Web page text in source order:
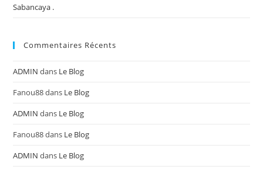
Sabancaya .
Commentaires Récents
ADMIN dans Le Blog
Fanou88dans Le Blog
ADMIN dans Le Blog
Fanou88dans Le Blog
ADMIN dans Le Blog